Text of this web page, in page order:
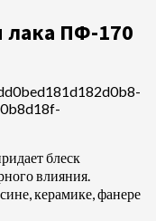
лака ПФ-170
блеск
влияния.
керамике, фанере